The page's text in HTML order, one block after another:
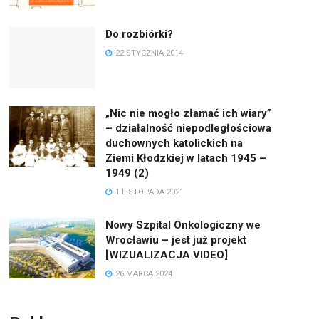
Do rozbiórki?
22 STYCZNIA 2014
„Nic nie mogło złamać ich wiary”
– działalność niepodległościowa
duchownych katolickich na
Ziemi Kłodzkiej w latach 1945 –
1949 (2)
1 LISTOPADA 2021
Nowy Szpital Onkologiczny we
Wrocławiu – jest już projekt
[WIZUALIZACJA VIDEO]
26 MARCA 2024